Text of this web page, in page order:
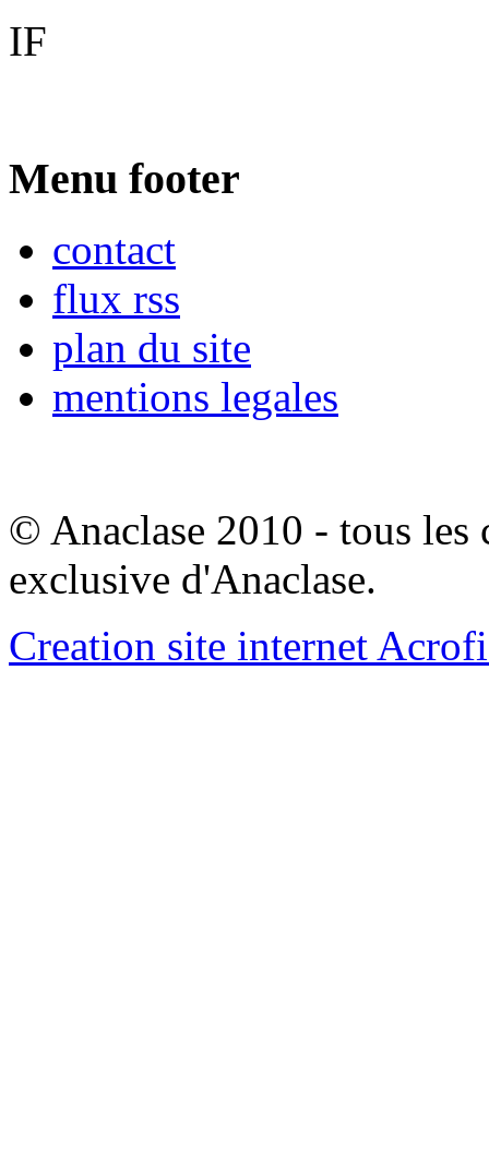
IF
Menu footer
contact
flux rss
plan du site
mentions legales
© Anaclase 2010 - tous les
exclusive d'Anaclase.
Creation site internet